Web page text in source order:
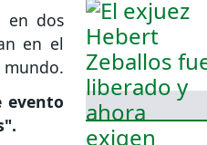
en dos
en el
mundo.
evento